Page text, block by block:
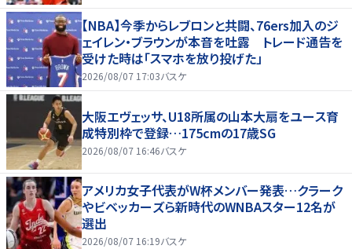
【NBA】今季からレブロンと共闘、76ers加入のジ
ェイレン・ブラウンが本音を吐露 トレード通告を
受けた時は「スマホを放り投げた」
2026/08/07 17:03バスケ
大阪エヴェッサ、U18所属の山本大扇をユース育
成特別枠で登録…175cmの17歳SG
2026/08/07 16:46バスケ
アメリカ女子代表がW杯メンバー発表…クラーク
やビベッカーズら新時代のWNBAスター12名が
選出
2026/08/07 16:19バスケ